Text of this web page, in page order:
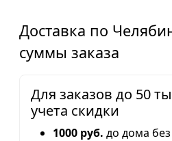
Доставка по
суммы заказа
Для заказов до 50
учета скидки
1000 руб. до дома